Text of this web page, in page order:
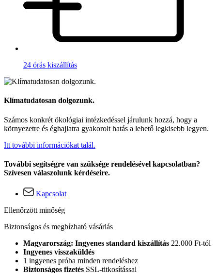
24 órás kiszállítás
Klímatudatosan dolgozunk.
Számos konkrét ökológiai intézkedéssel járulunk hozzá, hogy a
környezetre és éghajlatra gyakorolt hatás a lehető legkisebb legyen.
Itt további információkat talál.
További segítségre van szüksége rendelésével kapcsolatban?
Szívesen válaszolunk kérdéseire.
Kapcsolat
Ellenőrzött minőség
Biztonságos és megbízható vásárlás
Magyarország: Ingyenes standard kiszállítás 22.000 Ft-tól
Ingyenes visszaküldés
1 ingyenes próba minden rendeléshez
Biztonságos fizetés SSL-titkosítással